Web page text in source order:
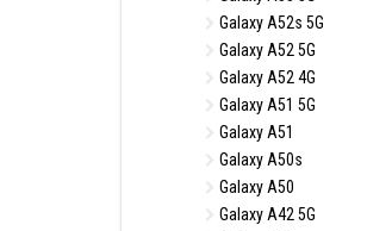
Galaxy A52s 5G
Galaxy A52 5G
Galaxy A52 4G
Galaxy A51 5G
Galaxy A51
Galaxy A50s
Galaxy A50
Galaxy A42 5G